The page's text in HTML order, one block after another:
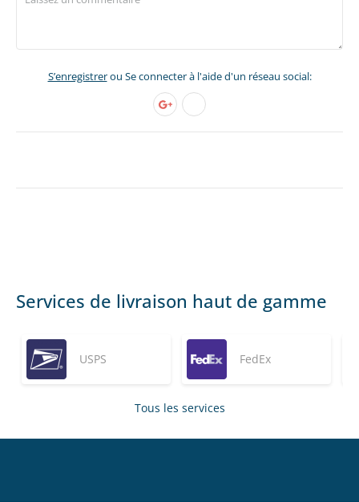
S’enregistrerou Se connecter à l'aide d'un réseau social:
Services de livraison haut de gamme
USPS FedEx
Tous les services